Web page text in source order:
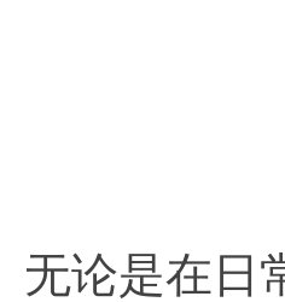
无论是在日